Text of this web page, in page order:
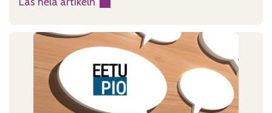
:
Äldreomsorgslagen
äntligen